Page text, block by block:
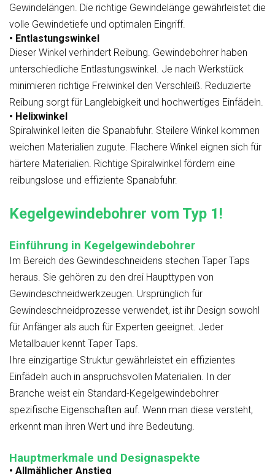
Gewindelängen. Die richtige Gewindelänge gewährleistet die
volle Gewindetiefe und optimalen Eingriff.
• Entlastungswinkel
Dieser Winkel verhindert Reibung. Gewindebohrer haben
unterschiedliche Entlastungswinkel. Je nach Werkstück
minimieren richtige Freiwinkel den Verschleiß. Reduzierte
Reibung sorgt für Langlebigkeit und hochwertiges Einfädeln.
• Helixwinkel
Spiralwinkel leiten die Spanabfuhr. Steilere Winkel kommen
weichen Materialien zugute. Flachere Winkel eignen sich für
härtere Materialien. Richtige Spiralwinkel fördern eine
reibungslose und effiziente Spanabfuhr.
Kegelgewindebohrer vom Typ 1!
Einführung in Kegelgewindebohrer
Im Bereich des Gewindeschneidens stechen Taper Taps
heraus. Sie gehören zu den drei Haupttypen von
Gewindeschneidwerkzeugen. Ursprünglich für
Gewindeschneidprozesse verwendet, ist ihr Design sowohl
für Anfänger als auch für Experten geeignet. Jeder
Metallbauer kennt Taper Taps.
Ihre einzigartige Struktur gewährleistet ein effizientes
Einfädeln auch in anspruchsvollen Materialien. In der
Branche weist ein Standard-Kegelgewindebohrer
spezifische Eigenschaften auf. Wenn man diese versteht,
erkennt man ihren Wert und ihre Bedeutung.
Hauptmerkmale und Designaspekte
• Allmählicher Anstieg